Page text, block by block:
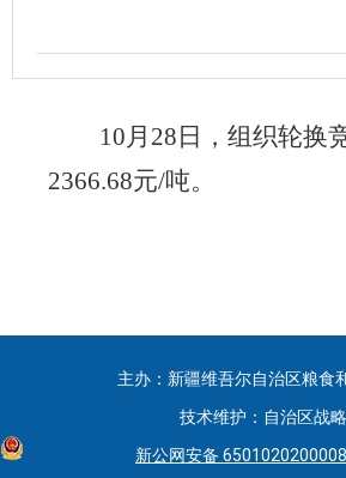
10 月 28 日， 组织轮换
2366.68元/吨。
主办：新疆维吾尔自治区粮
技术维护：自治区战
新公网安备